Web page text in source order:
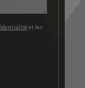
et les